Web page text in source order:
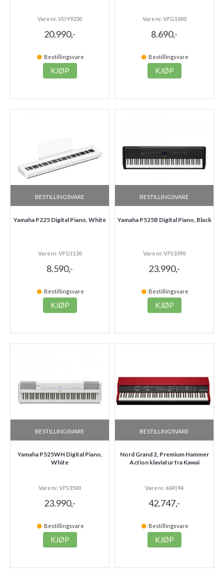
Vare nr. VDY9230
20.990,-
Bestillingsvare
KJØP
Vare nr. VFG1000
8.690,-
Bestillingsvare
KJØP
BESTILLINGSVARE
Yamaha P225 Digital Piano, White
Vare nr. VFG1130
8.590,-
Bestillingsvare
KJØP
BESTILLINGSVARE
Yamaha P525B Digital Piano, Black
Vare nr. VFS3390
23.990,-
Bestillingsvare
KJØP
BESTILLINGSVARE
Yamaha P525WH Digital Piano,
White
Vare nr. VFS3500
23.990,-
Bestillingsvare
KJØP
BESTILLINGSVARE
Nord Grand 2, Premium Hammer
Action klaviatur fra Kawai
Vare nr. 604194
42.747,-
Bestillingsvare
KJØP